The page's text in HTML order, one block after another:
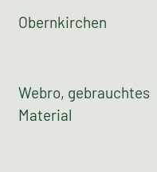
Möbel Heinrich
Vandersanden